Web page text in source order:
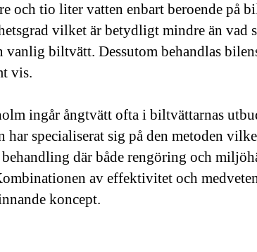
och tio liter vatten enbart beroende på
vilket är betydligt mindre än vad
vanlig biltvätt. Dessutom behandlas
vis.
ingår ångtvätt ofta i biltvättarnas
har specialiserat sig på den metoden
där både rengöring och
av effektivitet och
koncept.